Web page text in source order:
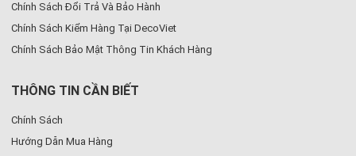
Chính Sách Đổi Trả Và Bảo Hành
Chính Sách Kiểm Hàng Tại DecoViet
Chính Sách Bảo Mật Thông Tin Khách Hàng
THÔNG TIN CẦN BIẾT
Chính Sách
Hướng Dẫn Mua Hàng